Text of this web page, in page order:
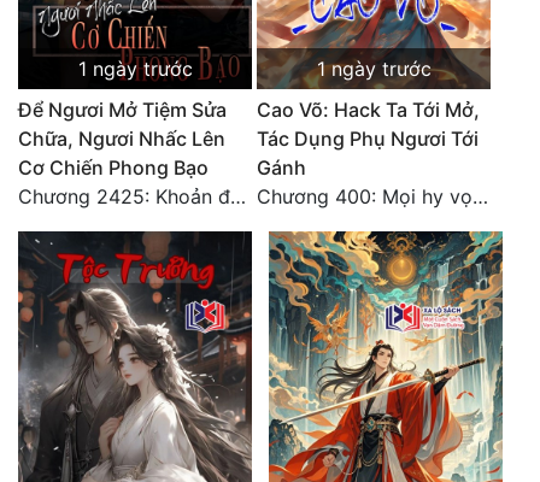
Đông Phương Huyền Huyễn
Đồng Nhân
Cẩu Đạo Trường Sinh
Truyện Nam
Truyện Nữ
Vô Địch Lưu
Xây Dựng Thế Lực
Đam Mỹ
1 ngày trước
Để Ngươi Mở Tiệm Sửa
Chữa, Ngươi Nhấc Lên
Cơ Chiến Phong Bạo
Chương 2425: Khoản đầu tư của Tượng Chủ!! Nỗi nghi hoặc của Tô Bạch!
1 ngày trước
Cao Võ: Hack Ta Tới Mở,
Tác Dụng Phụ Ngươi Tới
Gánh
Chương 400: Mọi hy vọng đặt trên Tô Mặc!